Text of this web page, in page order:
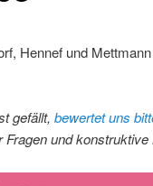
Hennef und
gefällt, bewertet uns
Fragen und konstruktive